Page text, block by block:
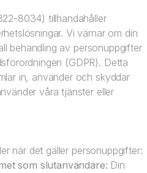
8034) tillhandahåller
Vi värnar om din
behandling av personuppgifter
(GDPR). Detta
in, använder och skyddar
våra tjänster eller
när det gäller personuppgifter:
som slutanvändare: Din